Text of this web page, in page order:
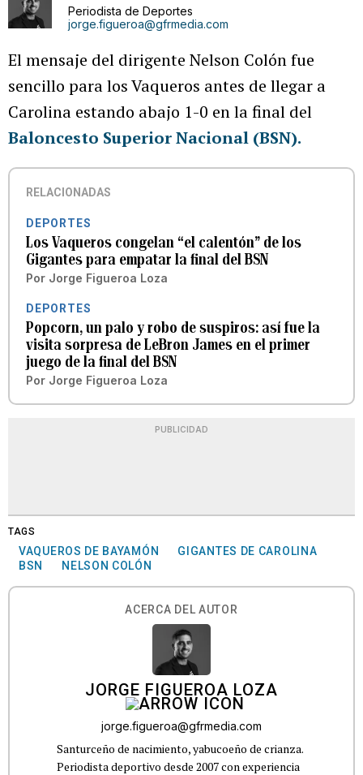
Periodista de Deportes
jorge.figueroa@gfrmedia.com
El mensaje del dirigente Nelson Colón fue
sencillo para los Vaqueros antes de llegar a
Carolina estando abajo 1-0 en la final del
Baloncesto Superior Nacional (BSN).
RELACIONADAS
DEPORTES
Los Vaqueros congelan “el calentón” de los
Gigantes para empatar la final del BSN
Por Jorge Figueroa Loza
DEPORTES
Popcorn, un palo y robo de suspiros: así fue la
visita sorpresa de LeBron James en el primer
juego de la final del BSN
Por Jorge Figueroa Loza
PUBLICIDAD
TAGS
VAQUEROS DE BAYAMÓN
GIGANTES DE CAROLINA
BSN
NELSON COLÓN
ACERCA DEL AUTOR
JORGE FIGUEROA LOZA
jorge.figueroa@gfrmedia.com
Santurceño de nacimiento, yabucoeño de crianza.
Periodista deportivo desde 2007 con experiencia